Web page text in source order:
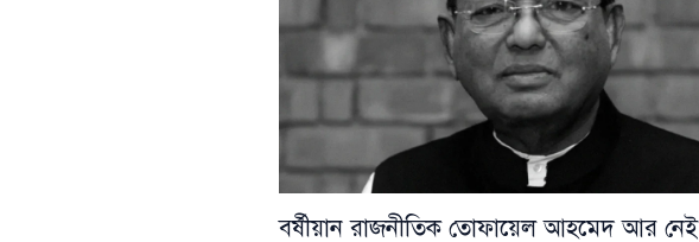
বর্ষীয়ান রাজনীতিক তোফায়েল আহমেদ আর নেই